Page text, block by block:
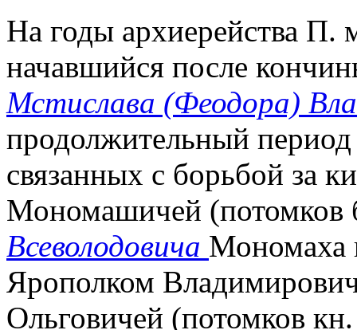
На годы архиерейства П.
начавшийся после
Мстислава (Феодора)
продолжительный
связанных с борьбой за
Мономашичей (потомков
Всеволодовича Мономаха
Ярополком
Ольговичей (потомков